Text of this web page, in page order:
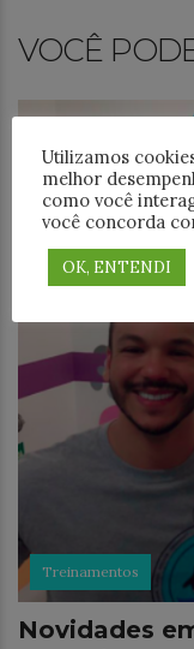
VOCÊ
Treinamentos
Novidades
Utilizamos
melhor
como você
você concorda
OK, ENTENDI